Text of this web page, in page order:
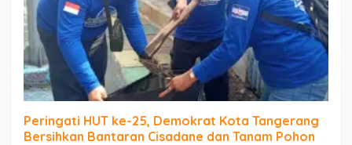
Peringati HUT ke-25, Demokrat Kota Tangerang
Bersihkan Bantaran Cisadane dan Tanam Pohon